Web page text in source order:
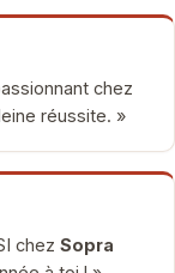
chez
réussite. »
chez Sopra